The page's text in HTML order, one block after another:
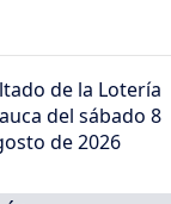
de la Lotería
del sábado 8
de 2026